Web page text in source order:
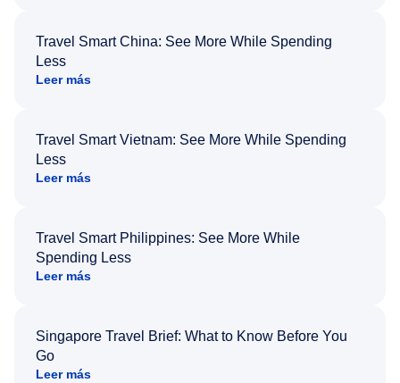
Travel Smart China: See More While Spending
Less
Leer más
Travel Smart Vietnam: See More While Spending
Less
Leer más
Travel Smart Philippines: See More While
Spending Less
Leer más
Singapore Travel Brief: What to Know Before You
Go
Leer más